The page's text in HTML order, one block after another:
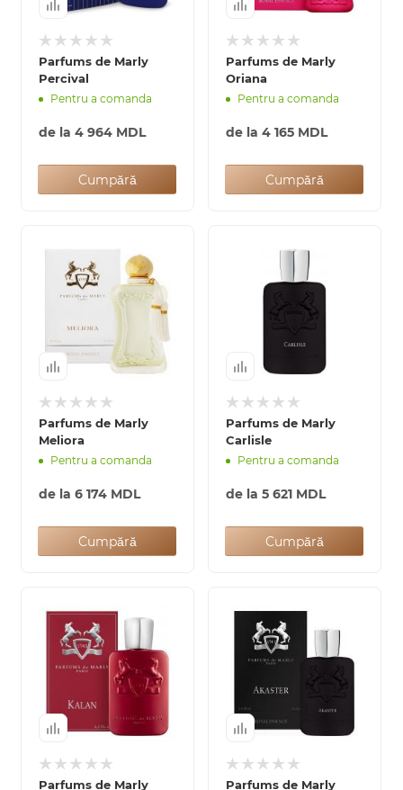
Parfums de Marly
Percival
Pentru a comanda
de la 4 964 MDL
Cumpără
Parfums de Marly
Oriana
Pentru a comanda
de la 4 165 MDL
Cumpără
Parfums de Marly
Meliora
Pentru a comanda
de la 6 174 MDL
Cumpără
Parfums de Marly
Carlisle
Pentru a comanda
de la 5 621 MDL
Cumpără
Parfums de Marly
Parfums de Marly